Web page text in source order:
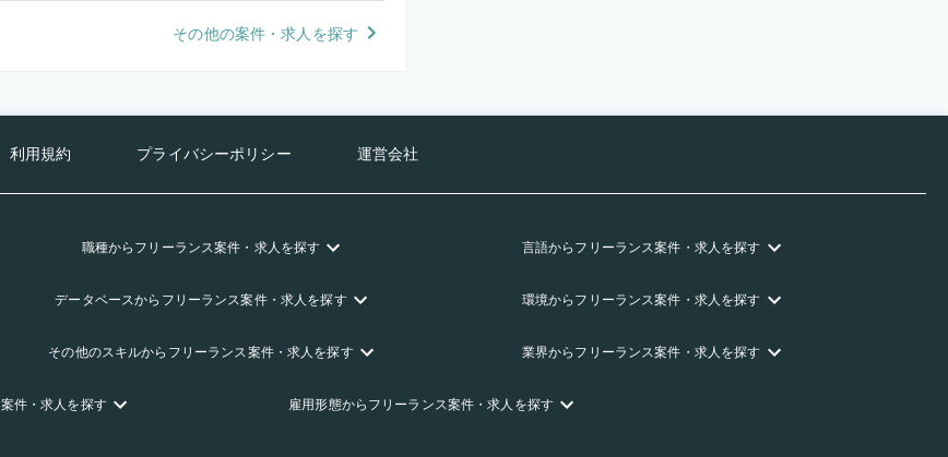
その他の案件・求人を探す
利用規約 プライバシーポリシー 運営会社
職種からフリーランス案件・求人を探す 言語からフリーランス案件・求人を探す
データベースからフリーランス案件・求人を探す 環境からフリーランス案件・求人を探す
その他のスキルからフリーランス案件・求人を探す 業界からフリーランス案件・求人を探す
案件・求人を探す 雇用形態からフリーランス案件・求人を探す